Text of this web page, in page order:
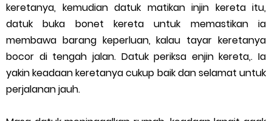
keretanya, kemudian datuk matikan injin kereta itu,
datuk buka bonet kereta untuk memastikan ia
membawa barang keperluan, kalau tayar keretanya
bocor di tengah jalan. Datuk periksa enjin kereta,. Ia
yakin keadaan keretanya cukup baik dan selamat untuk
perjalanan jauh.